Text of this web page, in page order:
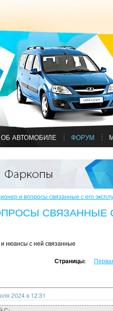
ОБ АВТОМОБИЛЕ ФОРУМ
и вопросы связанные с его
СВЯЗАННЫЕ
нюансы с ней связанные
Страницы:
2024 в 12:31